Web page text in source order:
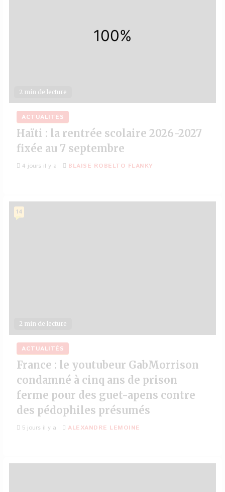
2 min de lecture
ACTUALITÉS
Haïti : la rentrée scolaire 2026-2027
fixée au 7 septembre
4 jours il y a BLAISE ROBELTO FLANKY
2 min de lecture
14
ACTUALITÉS
France : le youtubeur GabMorrison
condamné à cinq ans de prison
ferme pour des guet-apens contre
des pédophiles présumés
5 jours il y a ALEXANDRE LEMOINE